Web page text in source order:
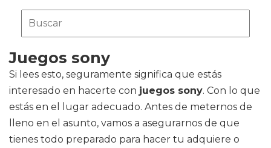
Juegos sony
Si lees esto, seguramente significa que estás
interesado en hacerte con juegos sony. Con lo que
estás en el lugar adecuado. Antes de meternos de
lleno en el asunto, vamos a asegurarnos de que
tienes todo preparado para hacer tu adquiere o